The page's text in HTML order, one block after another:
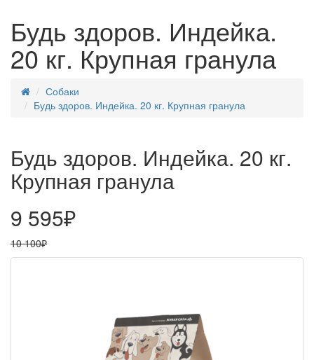
Будь здоров. Индейка.
20 кг. Крупная гранула
Собаки
Будь здоров. Индейка. 20 кг. Крупная гранула
Будь здоров. Индейка. 20 кг.
Крупная гранула
9 595₽
10 100₽